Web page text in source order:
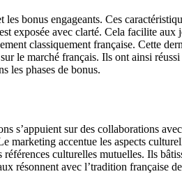
bonus engageants. Ces
exposée avec clarté. Cela facilite
classiquement française. Cette
le marché français. Ils ont ainsi
les phases de bonus.
s’appuient sur des collaborations
marketing accentue les aspects
culturelles mutuelles. Ils
résonnent avec l’tradition française